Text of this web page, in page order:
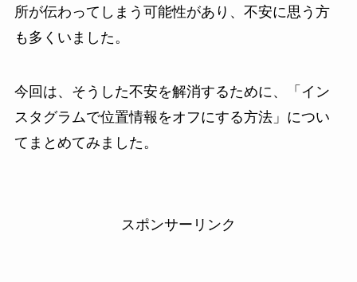
所が伝わってしまう可能性があり、不安に思う方
も多くいました。
今回は、そうした不安を解消するために、「イン
スタグラムで位置情報をオフにする方法」につい
てまとめてみました。
スポンサーリンク